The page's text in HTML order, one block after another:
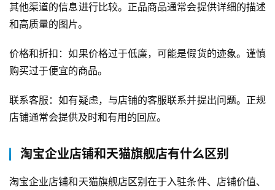
页
媒
体
其他渠道的信息进行比较。正品商品通常会提供详细的描述
和高质量的图片。
价格和折扣：如果价格过于低廉，可能是假货的迹象。谨慎
购买过于便宜的商品。
联系客服：如有疑虑，与店铺的客服联系并提出问题。正规
店铺通常会提供及时和有用的回应。
淘宝企业店铺和天猫旗舰店有什么区别
淘宝企业店铺和天猫旗舰店区别在于入驻条件、店铺价值、